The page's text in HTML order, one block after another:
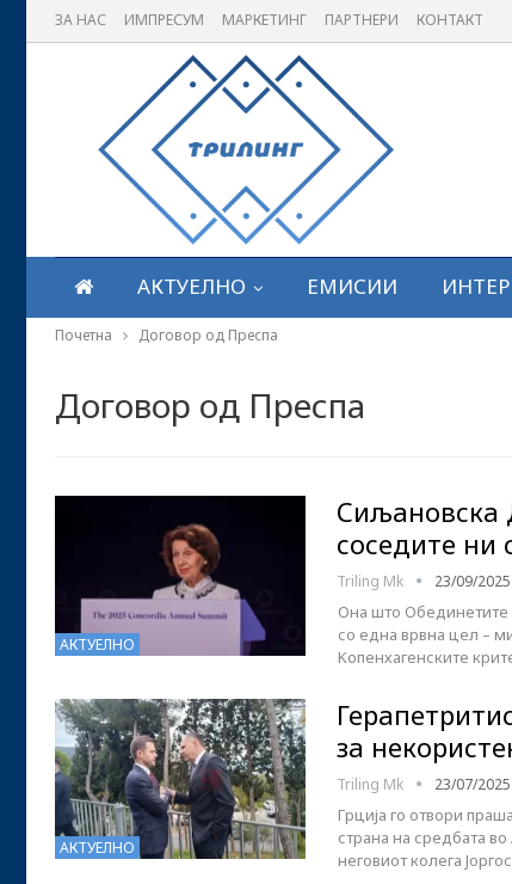
ЗА НАС ИМПРЕСУМ МАРКЕТИНГ ПАРТНЕРИ КОНТАКТ
АКТУЕЛНО ЕМИСИИ
Почетна Договор од Преспа
Договор од Преспа
АКТУЕЛНО
Сиљановска
соседите ни
Triling Mk 23/09/2025
Она што Обединетите
со една врвна цел –
Kопенхагенските
АКТУЕЛНО
за
Triling Mk 23/07/2025
Грција го отвори
страна на средбата
неговиот колега